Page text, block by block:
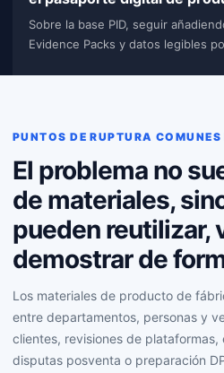
Sobre la base PID, seguir
Evidence Packs y datos legibles
PUNTOS DE RUPTURA
El problema no
de materiales,
pueden reutilizar,
demostrar de
Los materiales de producto de
entre departamentos, personas y
clientes, revisiones de
disputas posventa o preparación